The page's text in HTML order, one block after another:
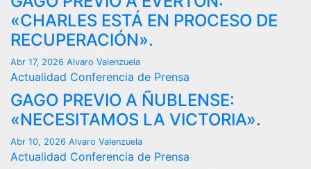
«CHARLES ESTÁ EN PROCESO DE
RECUPERACIÓN».
Abr 17, 2026 Alvaro Valenzuela
Actualidad Conferencia de Prensa
GAGO PREVIO A ÑUBLENSE:
«NECESITAMOS LA VICTORIA».
Abr 10, 2026 Alvaro Valenzuela
Actualidad Conferencia de Prensa